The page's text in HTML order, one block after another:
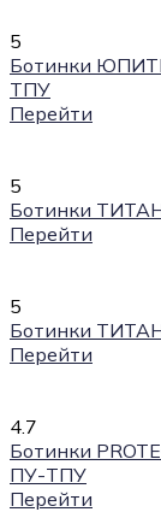
5
Ботинки
ТПУ
Перейти
5
Ботинки
Перейти
5
Ботинки
Перейти
4.7
Ботинки
ПУ-ТПУ
Перейти